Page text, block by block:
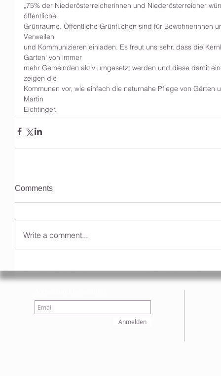
„75% der Niederösterreicherinnen und Niederösterreicher
öffentliche
Grünraume. Öffentliche Grünfl.chen sind für Bewohnerinnen
Verweilen
und Kommunizieren einladen. Es freut uns sehr, dass die
Garten‘ von immer
mehr Gemeinden aktiv umgesetzt werden und diese damit
zeigen die
Kommunen vor, wie einfach die naturnahe Pflege von Gärten
Martin
Eichtinger.
Comments
Write a comment...
Anmelden